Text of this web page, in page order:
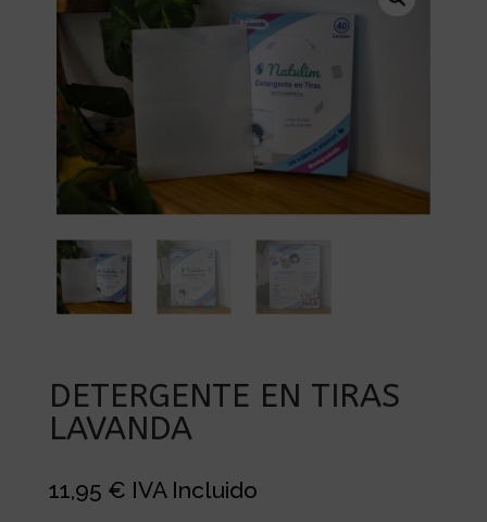
DETERGENTE EN TIRAS
LAVANDA
11,95 € IVA Incluido